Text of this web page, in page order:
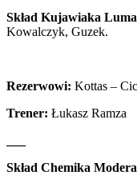
Skład Kujawiaka
Kowalczyk, Guzek.
Rezerwowi: Kottas –
Trener: Łukasz Ramza
Skład Chemika